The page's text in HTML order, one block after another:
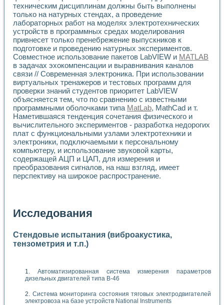
техническим дисциплинам должны быть выполнены
только на натурных стендах, а проведение
лабораторных работ на моделях электротехнических
устройств в программных средах моделирования
привнесет только пренебрежение выпускников к
подготовке и проведению натурных экспериментов.
Совместное использование пакетов LabVIEW и MATLAB
в задачах эхокомпенсации и выравнивания каналов
связи // Современная электроника. При использовании
виртуальных тренажеров и тестовых программ для
проверки знаний студентов приоритет LabVIEW
объясняется тем, что по сравнению с известными
программными оболочками типа MatLab, MathCad и т.
Наметившаяся тенденция сочетания физического и
вычислительного экспериментов - разработка недорогих
плат с функциональными узлами электротехники и
электроники, подключаемыми к персональному
компьютеру, и использование звуковой карты,
содержащей АЦП и ЦАП, для измерения и
преобразования сигналов, на наш взгляд, имеет
перспективу на широкое распространение.
Исследования
Стендовые испытания (виброакустика,
тензометрия и т.п.)
Автоматизированная система измерения параметров
дизельных двигателей типа В-46
Система мониторинга состояния тяговых электродвигателей
электровоза на базе устройств National Instruments